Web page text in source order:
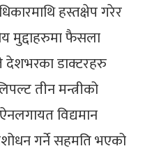
हस्तक्षेप गरेर
मुद्दाहरुमा फैसला
डाक्टरहरु
तीन मन्त्रीको
विद्यमान
गर्ने सहमति भएको